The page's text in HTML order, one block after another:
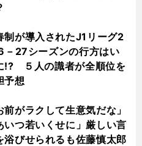
制が導入されたJ1リーグ2
27シーズンの行方はい
!? ５人の識者が全順位を
予想
前がラクして生意気だな」
いつ若いくせに」厳しい言
浴びせられるも佐藤慎太郎